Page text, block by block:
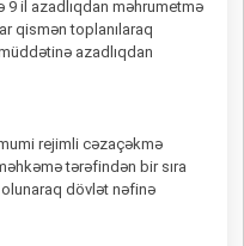
il azadlıqdan məhrumetmə
qismən toplanılaraq
azadlıqdan
rejimli cəzaçəkmə
tərəfindən bir sıra
dövlət nəfinə